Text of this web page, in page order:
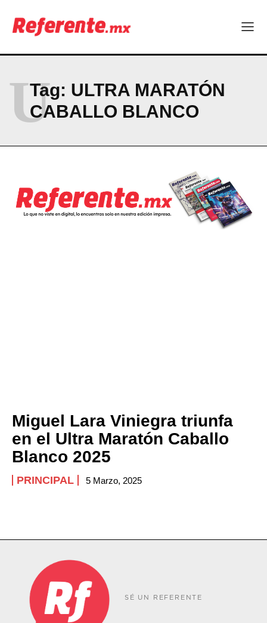
Más escuelas renovadas: fortalecen espacios para el regreso
a clases
Company
ABOUT
PRIVACY POLICY
NEWSLETTER
Tag: ULTRA MARATÓN
CABALLO BLANCO
U
Miguel Lara Viniegra triunfa
en el Ultra Maratón Caballo
Blanco 2025
PRINCIPAL 5 Marzo, 2025
SÉ UN REFERENTE